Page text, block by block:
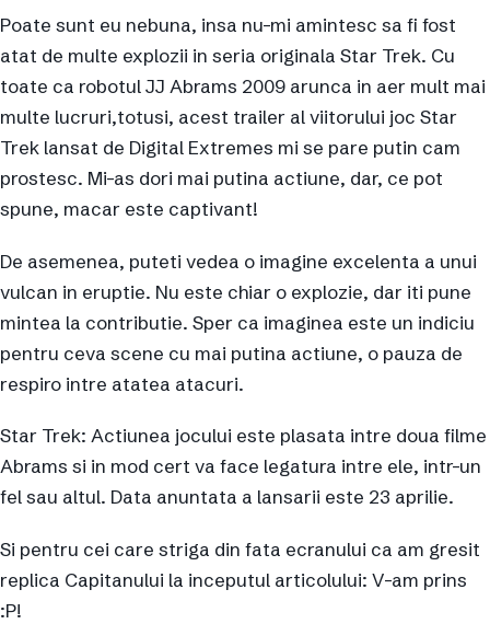
Poate sunt eu nebuna, insa nu-mi amintesc sa fi fost
atat de multe explozii in seria originala Star Trek. Cu
toate ca robotul JJ Abrams 2009 arunca in aer mult mai
multe lucruri,totusi, acest trailer al viitorului joc Star
Trek lansat de Digital Extremes mi se pare putin cam
prostesc. Mi-as dori mai putina actiune, dar, ce pot
spune, macar este captivant!
De asemenea, puteti vedea o imagine excelenta a unui
vulcan in eruptie. Nu este chiar o explozie, dar iti pune
mintea la contributie. Sper ca imaginea este un indiciu
pentru ceva scene cu mai putina actiune, o pauza de
respiro intre atatea atacuri.
Star Trek: Actiunea jocului este plasata intre doua filme
Abrams si in mod cert va face legatura intre ele, intr-un
fel sau altul. Data anuntata a lansarii este 23 aprilie.
Si pentru cei care striga din fata ecranului ca am gresit
replica Capitanului la inceputul articolului: V-am prins
:P!